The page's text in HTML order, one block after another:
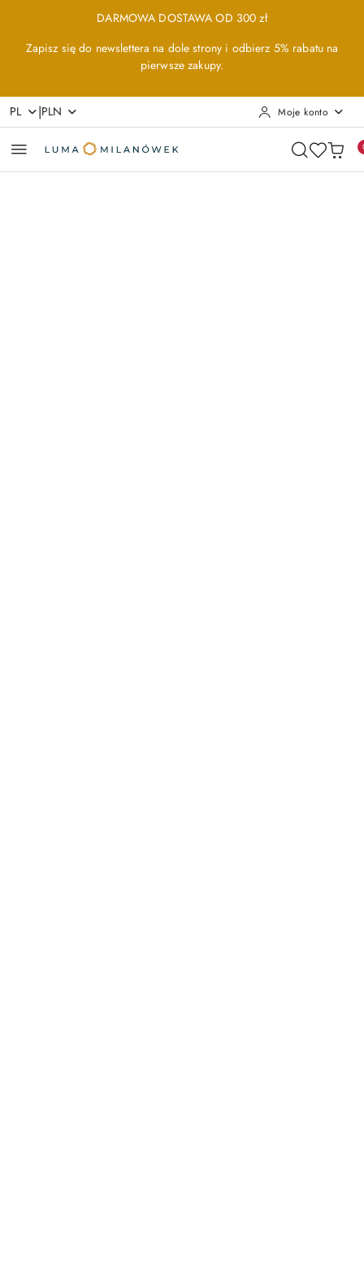
Przejdź do treści głównej
Przejdź do wyszukiwarki
Przejdź do moje konto
Przejdź do menu głównego
Przejdź do opisu produktu
Przejdź do stopkiDARMOWA DOSTAWA OD 300 zł
Zapisz się do newslettera na dole strony i odbierz 5% rabatu na
pierwsze zakupy.
PL |PLN Moje konto